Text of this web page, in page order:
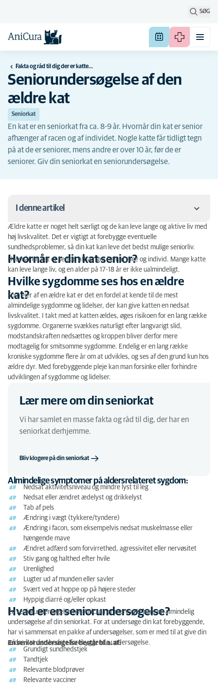
SØG
Fakta og råd til dig der er katteejer
Seniorundersøgelse af den
ældre kat
Seniorkat
En kat er en seniorkat fra ca. 8-9 år. Hvornår din kat er senior
afhænger af racen og af individet. Nogle katte får tidligt tegn
på at de er seniorer, mens andre er over 10 år, før de er
seniorer. Giv din seniorkat en seniorundersøgelse.
I denne artikel
Hvornår er din kat senior?
Hvilke sygdomme ses hos en ældre kat?
Hvad er en seniorundersøgelse?
Hvad koster en senior sundhedsundersøgelse?
Ældre katte er noget helt særligt og de kan leve lange og aktive liv med
høj livskvalitet. Det er vigtigt at forebygge eventuelle
sundhedsproblemer, så din kat kan leve det bedst mulige seniorliv.
Hvornår er din kat senior?
Hvornår en kat er senior, afhænger helt af race og individ. Mange katte
kan leve lange liv, og en alder på 17-18 år er ikke ualmindeligt.
Hvilke sygdomme ses hos en ældre
kat?
Som ejer af en ældre kat er det en fordel at kende til de mest
almindelige sygdomme og lidelser, der kan give katten en nedsat
livskvalitet. I takt med at katten ældes, øges risikoen for en lang række
sygdomme. Organerne svækkes naturligt efter langvarigt slid,
modstandskraften nedsættes og kroppen bliver derfor mere
modtagelig for smitsomme sygdomme. Endelig er en lang række
kroniske sygdomme flere år om at udvikles, og ses af den grund kun hos
ældre dyr. Med forebyggende pleje kan man forsinke eller forhindre
udviklingen af ​​sygdomme og lidelser.
Lær mere om din seniorkat
Vi har samlet en masse fakta og råd til dig, der har en
seniorkat derhjemme.
Bliv klogere på din seniorkat
Almindelige symptomer på aldersrelateret sygdom:
Nedsat aktivitetsniveau og mindre lyst til leg
Nedsat eller ændret ædelyst og drikkelyst
Tab af pels
Ændring i vægt (tykkere/tyndere)
Ændring i facon, som eksempelvis nedsat muskelmasse eller
hængende mave
Ændret adfærd som forvirrethed, agressivitet eller nervøsitet
Stiv gang og halthed efter hvile
Urenlighed
Lugter ud af munden eller savler
Svært ved at hoppe op på højere steder
Hyppig diarré og/eller opkast
Hvad er en seniorundersøgelse?
En seniorundersøgelse hos AniCura er mere end bare en almindelig
undersøgelse af din seniorkat. For at undersøge din kat forebyggende,
har vi sammensat en pakke af undersøgelser, som er med til at give din
ældre kat den bedste forebyggende undersøgelse.
En seniorundersøgelse består bl.a. af:
Grundigt sundhedstjek
Tandtjek
Relevante blodprøver
Relevante vacciner